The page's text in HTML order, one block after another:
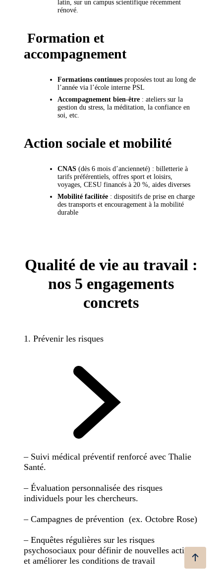
latin, sur un campus scientifique récemment
rénové.
Formation et
accompagnement
Formations continues proposées tout au long de
l’année via l’école interne PSL
Accompagnement bien-être : ateliers sur la
gestion du stress, la méditation, la confiance en
soi, etc.
Action sociale et mobilité
CNAS (dès 6 mois d’ancienneté) : billetterie à
tarifs préférentiels, offres sport et loisirs,
voyages, CESU financés à 20 %, aides diverses
Mobilité facilitée : dispositifs de prise en charge
des transports et encouragement à la mobilité
durable
Qualité de vie au travail :
nos 5 engagements
concrets
1. Prévenir les risques
– Suivi médical préventif renforcé avec Thalie
Santé.
– Évaluation personnalisée des risques
individuels pour les chercheurs.
– Campagnes de prévention (ex. Octobre Rose)
– Enquêtes régulières sur les risques
psychosociaux pour définir de nouvelles actions
et améliorer les conditions de travail